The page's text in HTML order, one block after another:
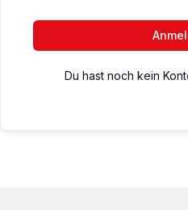
Du hast noch kein